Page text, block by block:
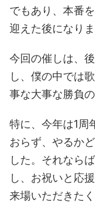
でもあり、本番
迎えた後になり
今回の催しは、
し、僕の中では
事な大事な勝負
特に、今年は1周
おらず、やるか
した。それなら
し、お祝いと応
来場いただきた